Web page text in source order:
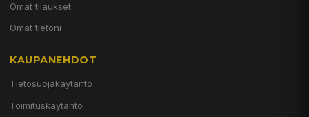
Omat tilaukset
Omat tietoni
KAUPANEHDOT
Tietosuojakäytäntö
Toimituskäytäntö